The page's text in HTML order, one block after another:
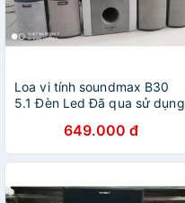
Loa vi tính soundmax B30
5.1 Đèn Led Đã qua sử dụng
649.000 đ